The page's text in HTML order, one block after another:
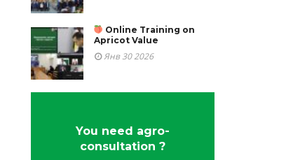
Online Training on
Apricot Value
Янв 30 2026
You need agro-
consultation ?